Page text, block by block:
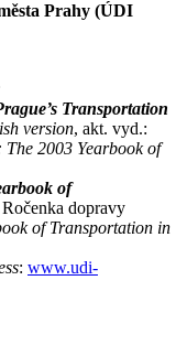
Prahy (ÚDI
Transportation
version, akt. vyd.:
The 2003 Yearbook of
of
dopravy
of Transportation in
: www.udi-